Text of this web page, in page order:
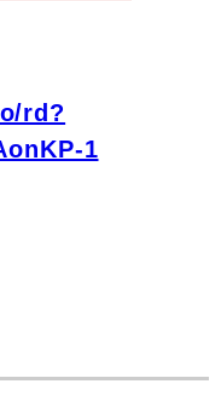
rd?
1